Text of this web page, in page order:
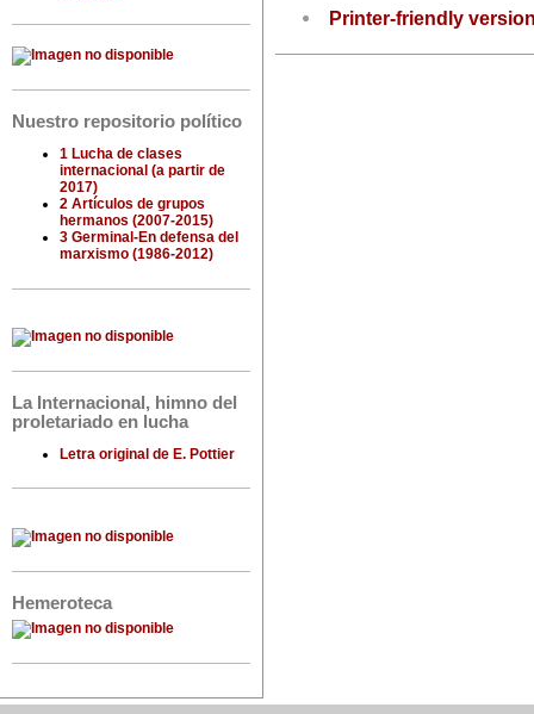
Nuestro repositorio político
1 Lucha de clases
internacional (a partir de
2017)
2 Artículos de grupos
hermanos (2007-2015)
3 Germinal-En defensa del
marxismo (1986-2012)
La Internacional, himno del
proletariado en lucha
Letra original de E. Pottier
Hemeroteca
Printer-friendly